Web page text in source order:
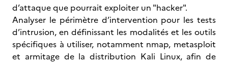
d’attaque que pourrait exploiter un "hacker".
Analyser le périmètre d’intervention pour les tests
d’intrusion, en définissant les modalités et les outils
spécifiques à utiliser, notamment nmap, metasploit
et armitage de la distribution Kali Linux, afin de